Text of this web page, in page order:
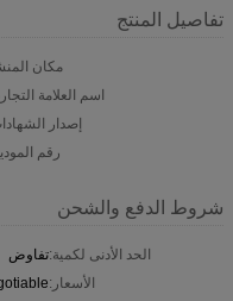
تفاصيل المنتج
مكان
اسم العلامة
إصدار
رقم
شروط الدفع والشحن
الحد الأدنى لكمية:تفاوض
الأسعار: